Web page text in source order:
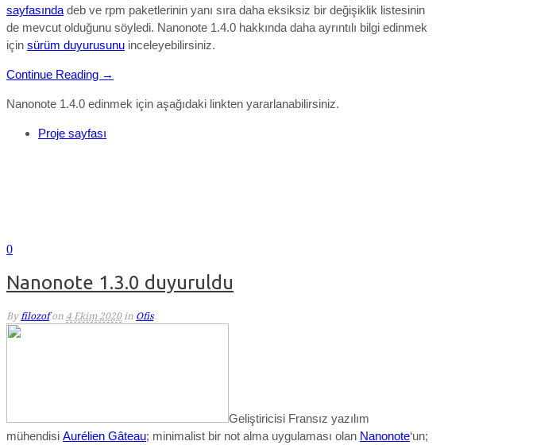
sayfasında deb ve rpm paketlerinin yanı sıra daha eksiksiz bir değişiklik listesinin
de mevcut olduğunu söyledi. Nanonote 1.4.0 hakkında daha ayrıntılı bilgi edinmek
için sürüm duyurusunu inceleyebilirsiniz.
Continue Reading →
Nanonote 1.4.0 edinmek için aşağıdaki linkten yararlanabilirsiniz.
Proje sayfası
0
Nanonote 1.3.0 duyuruldu
By filozof on 4 Ekim 2020 in Ofis
Geliştiricisi Fransız yazılım
mühendisi Aurélien Gâteau; minimalist bir not alma uygulaması olan Nanonote‘un;